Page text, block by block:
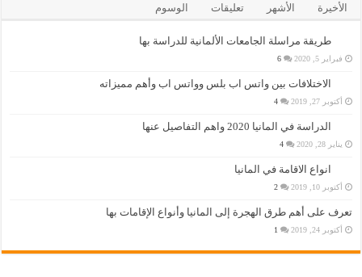
الأخيرة الأشهر تعليقات الوسوم
طريقة مراسلة الجامعات الألمانية للدراسة بها
فبراير 5, 2020 6
الاختلافات بين واتس اب بلس وواتس اب وأهم مميزاته
أكتوبر 27, 2019 4
الدراسة في المانيا 2020 واهم التفاصيل عنها
يناير 28, 2020 4
انواع الاقامة في المانيا
أكتوبر 10, 2019 2
تعرف على أهم طرق الهجرة إلى المانيا وأنواع الإقامات بها
أكتوبر 24, 2019 1